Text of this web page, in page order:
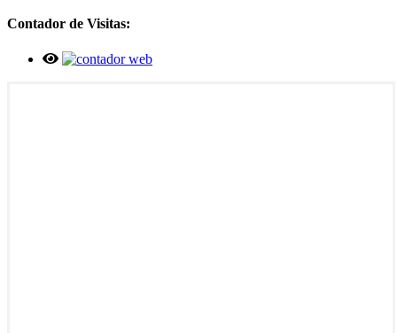
Contador de Visitas: